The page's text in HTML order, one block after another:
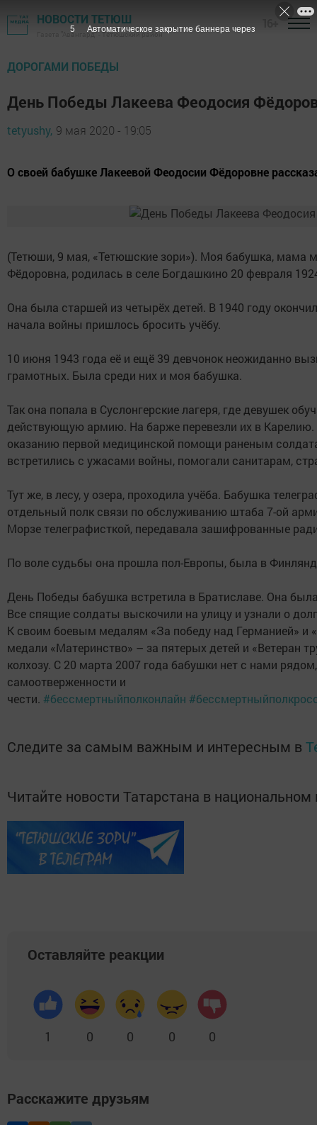
НОВОСТИ ТЕТЮШ
Газета "Авангард" - Тетюшский район
ДОРОГАМИ ПОБЕДЫ
День Победы Лакеева Феодосия
tetyushy, 9 мая 2020 - 19:05
О своей бабушке Лакеевой Феодосии Фёдоровне
(Тетюши, 9 мая, «Тетюшские зори»). Моя бабушка, мама
Фёдоровна, родилась в селе Богдашкино 20 февраля
Она была старшей из четырёх детей. В 1940 году
начала войны пришлось бросить учёбу.
10 июня 1943 года её и ещё 39 девчонок неожиданно
грамотных. Была среди них и моя бабушка.
Так она попала в Суслонгерские лагеря, где девушек
действующую армию. На барже перевезли их в Карелию.
оказанию первой медицинской помощи раненым
встретились с ужасами войны, помогали санитарам,
Тут же, в лесу, у озера, проходила учёба. Бабушка
отдельный полк связи по обслуживанию штаба 7-ой
Морзе телеграфисткой, передавала зашифрованные
По воле судьбы она прошла пол-Европы, была в
День Победы бабушка встретила в Братиславе. Она
Все спящие солдаты выскочили на улицу и узнали о
К своим боевым медалям «За победу над Германией» и
медали «Материнство» – за пятерых детей и «Ветеран
колхозу. С 20 марта 2007 года бабушки нет с нами
самоотверженности и
чести. #бессмертныйполконлайн
Следите за самым важным и интересным в
Читайте новости Татарстана в
Оставляйте реакции
1 0 0 0 0
Расскажите друзьям
4 Автоматическое закрытие баннера через